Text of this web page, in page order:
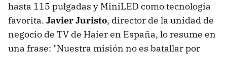
hasta 115 pulgadas y MiniLED como tecnología
favorita. Javier Juristo, director de la unidad de
negocio de TV de Haier en España, lo resume en
una frase: "Nuestra misión no es batallar por